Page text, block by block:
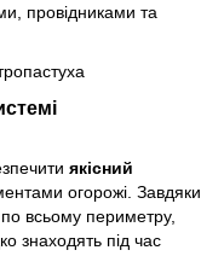
провідниками та
якісний
огорожі. Завдяки
всьому периметру,
знаходять під час